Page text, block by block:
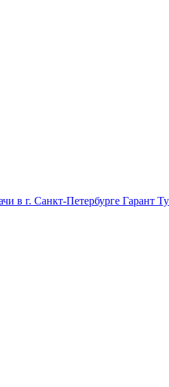
в г. Санкт-Петербурге Гарант